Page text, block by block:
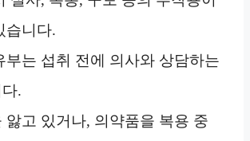
습니다.
부는 섭취 전에 의사와 상담하는
.
앓고 있거나, 의약품을 복용 중